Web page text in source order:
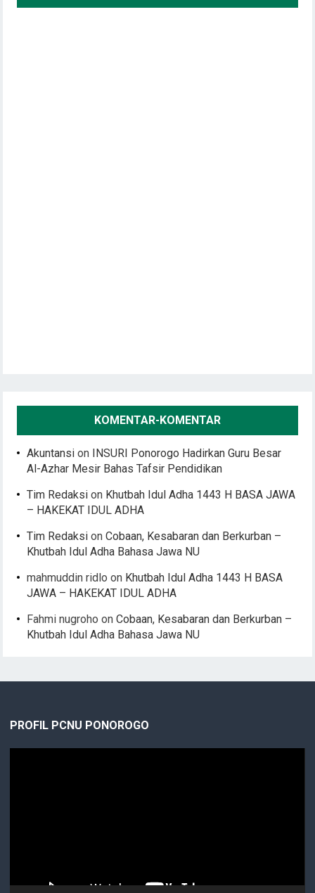
KOMENTAR-KOMENTAR
Akuntansi on INSURI Ponorogo Hadirkan Guru Besar
Al-Azhar Mesir Bahas Tafsir Pendidikan
Tim Redaksi on Khutbah Idul Adha 1443 H BASA JAWA
– HAKEKAT IDUL ADHA
Tim Redaksi onCobaan, Kesabaran dan Berkurban –
Khutbah Idul Adha Bahasa Jawa NU
mahmuddin ridlo on Khutbah Idul Adha 1443 H BASA
JAWA – HAKEKAT IDUL ADHA
Fahmi nugroho onCobaan, Kesabaran dan Berkurban –
Khutbah Idul Adha Bahasa Jawa NU
PROFIL PCNU PONOROGO